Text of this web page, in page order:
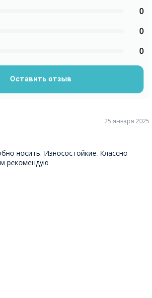
25 января 2025
носить. Износостойкие. Классно
рекомендую
0
0
0
Оставить отзыв